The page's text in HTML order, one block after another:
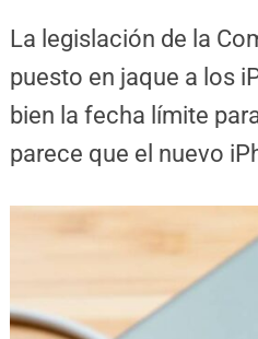
La legislación de la
puesto en jaque a los
bien la fecha límite
parece que el nuevo